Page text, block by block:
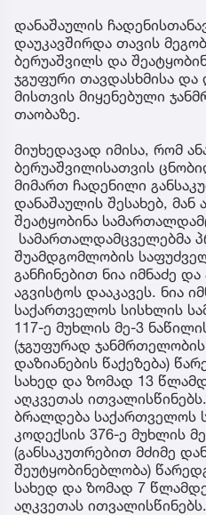
დანაშაულის
დაუკავშირდა თავის
ბერუაშვილს და
ჯგუფური თავდასხმისა
მისთვის მიყენებული
თაობაზე.
მიუხედავად იმისა, რომ
ბერუაშვილისათვის
მიმართ ჩადენილი
დანაშაულის შესახებ, მან
შეატყობინა
სამართალდამცველებმა
შუამდგომლობის
განჩინებით ნია იმნაძე
აგვისტოს დააკავეს. ნია
საქართველოს სისხლის
117-ე მუხლის მე-3
(ჯგუფურად ჯანმრთელობის
დაზიანების წაქეზება)
სახედ და ზომად 13
აღკვეთას
ბრალდება საქართველოს
კოდექსის 376-ე მუხლის
(განსაკუთრებით მძიმე
შეუტყობინებლობა)
სახედ და ზომად 7
აღკვეთას ითვალისწინებს.